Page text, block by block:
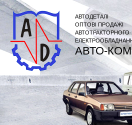
АВТОДЕТАЛІ
ОПТОВІ ПРОДАЖІ
АВТОТРАКТОРНОГО
АВТО-